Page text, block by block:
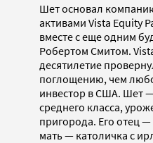
Шет основал
активами Vista Equity
вместе с еще одним
Робертом Смитом.
десятилетие
поглощению, чем
инвестор в США. Шет
среднего класса,
пригорода. Его отец
мать — католичка с